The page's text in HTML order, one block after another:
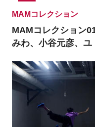
MAMコレクション
MAMコレクション
みわ、小谷元彦、